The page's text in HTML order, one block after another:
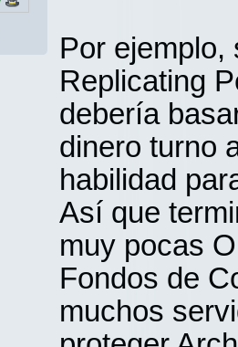
Por ejemplo,
Replicating
debería
dinero turno
habilidad
Así que
muy pocas
Fondos de
muchos